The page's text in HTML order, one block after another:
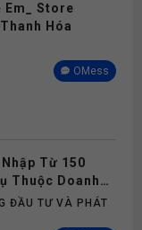
Em_ Store
Hóa
OMess
Từ 150
Thuộc Doanh
ĐẦU TƯ VÀ PHÁT